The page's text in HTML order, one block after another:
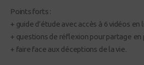
Points forts :
+ guide d’étude avec accès à 6 vidéos en
+ questions de réflexion pour partage en
+ faire face aux déceptions de la vie.